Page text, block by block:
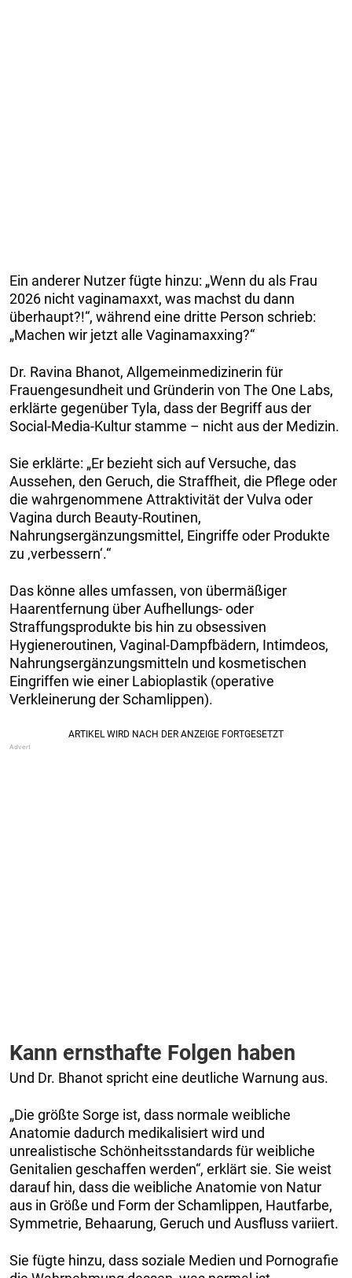
Ein anderer Nutzer fügte hinzu: „Wenn du als Frau
2026 nicht vaginamaxxt, was machst du dann
überhaupt?!“, während eine dritte Person schrieb:
„Machen wir jetzt alle Vaginamaxxing?“
Dr. Ravina Bhanot, Allgemeinmedizinerin für
Frauengesundheit und Gründerin von The One Labs,
erklärte gegenüber Tyla, dass der Begriff aus der
Social-Media-Kultur stamme – nicht aus der Medizin.
Sie erklärte: „Er bezieht sich auf Versuche, das
Aussehen, den Geruch, die Straffheit, die Pflege oder
die wahrgenommene Attraktivität der Vulva oder
Vagina durch Beauty-Routinen,
Nahrungsergänzungsmittel, Eingriffe oder Produkte
zu ‚verbessern‘.“
Das könne alles umfassen, von übermäßiger
Haarentfernung über Aufhellungs- oder
Straffungsprodukte bis hin zu obsessiven
Hygieneroutinen, Vaginal-Dampfbädern, Intimdeos,
Nahrungsergänzungsmitteln und kosmetischen
Eingriffen wie einer Labioplastik (operative
Verkleinerung der Schamlippen).
Kann ernsthafte Folgen haben
Und Dr. Bhanot spricht eine deutliche Warnung aus.
„Die größte Sorge ist, dass normale weibliche
Anatomie dadurch medikalisiert wird und
unrealistische Schönheitsstandards für weibliche
Genitalien geschaffen werden“, erklärt sie. Sie weist
darauf hin, dass die weibliche Anatomie von Natur
aus in Größe und Form der Schamlippen, Hautfarbe,
Symmetrie, Behaarung, Geruch und Ausfluss variiert.
Sie fügte hinzu, dass soziale Medien und Pornografie